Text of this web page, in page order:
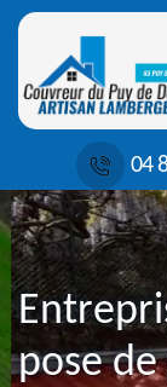
04
pose